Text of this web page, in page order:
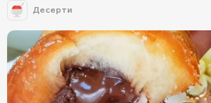
Десерти